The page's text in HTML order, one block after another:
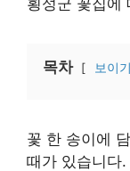
목차 보이기
꽃 한 송이에
때가 있습니다